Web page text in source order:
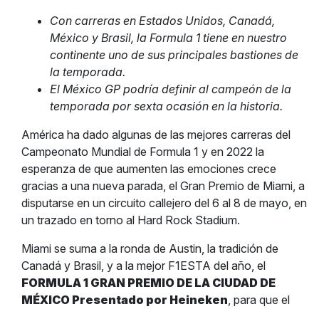
Con carreras en Estados Unidos, Canadá,
México y Brasil, la Formula 1 tiene en nuestro
continente uno de sus principales bastiones de
la temporada.
El México GP podría definir al campeón de la
temporada por sexta ocasión en la historia.
América ha dado algunas de las mejores carreras del
Campeonato Mundial de Formula 1 y en 2022 la
esperanza de que aumenten las emociones crece
gracias a una nueva parada, el Gran Premio de Miami, a
disputarse en un circuito callejero del 6 al 8 de mayo, en
un trazado en torno al Hard Rock Stadium.
Miami se suma a la ronda de Austin, la tradición de
Canadá y Brasil, y a la mejor F1ESTA del año, el
FORMULA 1 GRAN PREMIO DE LA CIUDAD DE
MÉXICO Presentado por Heineken, para que el